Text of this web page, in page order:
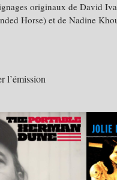
originaux de David
Horse) et de Nadine
l’émission